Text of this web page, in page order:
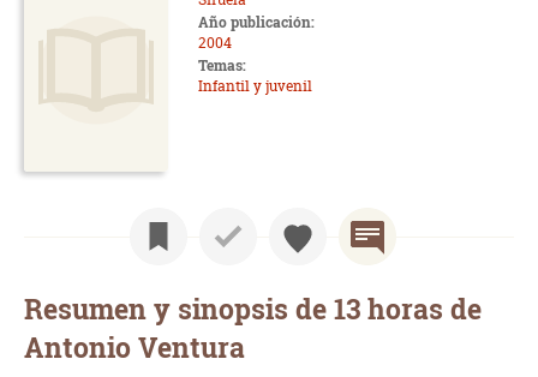
Año publicación:
2004
Temas:
Infantil y juvenil
Resumen y sinopsis de 13 horas de
Antonio Ventura